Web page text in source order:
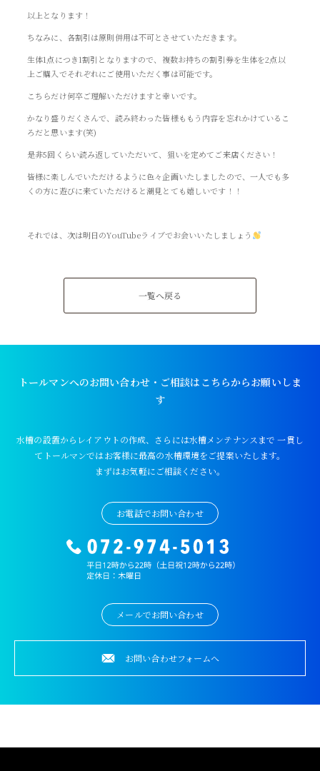
以上となります！
ちなみに、各割引は原則併用は不可とさせていただきます。
生体1点につき1割引となりますので、複数お持ちの割引券を生体を2点以
上ご購入でそれぞれにご使用いただく事は可能です。
こちらだけ何卒ご理解いただけますと幸いです。
かなり盛りだくさんで、読み終わった皆様ももう内容を忘れかけているこ
ろだと思います(笑)
是非5回くらい読み返していただいて、狙いを定めてご来店ください！
皆様に楽しんでいただけるように色々企画いたしましたので、一人でも多
くの方に遊びに来ていただけると潮見とても嬉しいです！！
それでは、次は明日のYouTubeライブでお会いいたしましょう
一覧へ戻る
トールマンへのお問い合わせ・ご相談はこちらからお願いしま
す
水槽の設置からレイアウトの作成、さらには水槽メンテナンスまで 一貫し
てトールマンではお客様に最高の水槽環境をご提案いたします。
まずはお気軽にご相談ください。
お電話でお問い合わせ
メールでお問い合わせ
お問い合わせフォームへ